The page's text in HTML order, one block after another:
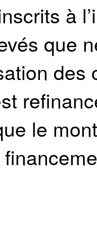
à
que
des
le